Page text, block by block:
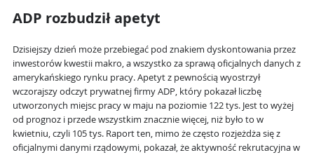
ADP rozbudził apetyt
Dzisiejszy dzień może przebiegać pod znakiem dyskontowania przez
inwestorów kwestii makro, a wszystko za sprawą oficjalnych danych z
amerykańskiego rynku pracy. Apetyt z pewnością wyostrzył
wczorajszy odczyt prywatnej firmy ADP, który pokazał liczbę
utworzonych miejsc pracy w maju na poziomie 122 tys. Jest to wyżej
od prognoz i przede wszystkim znacznie więcej, niż było to w
kwietniu, czyli 105 tys. Raport ten, mimo że często rozjeżdża się z
oficjalnymi danymi rządowymi, pokazał, że aktywność rekrutacyjna w